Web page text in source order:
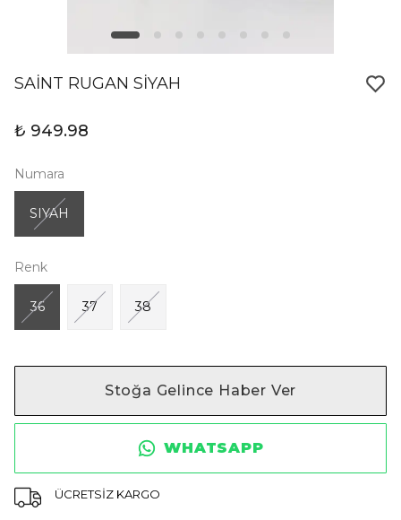
SAİNT RUGAN SİYAH
₺ 949.98
Numara
SIYAH
Renk
36 37 38
Stoğa Gelince Haber Ver
WHATSAPP
ÜCRETSİZ KARGO